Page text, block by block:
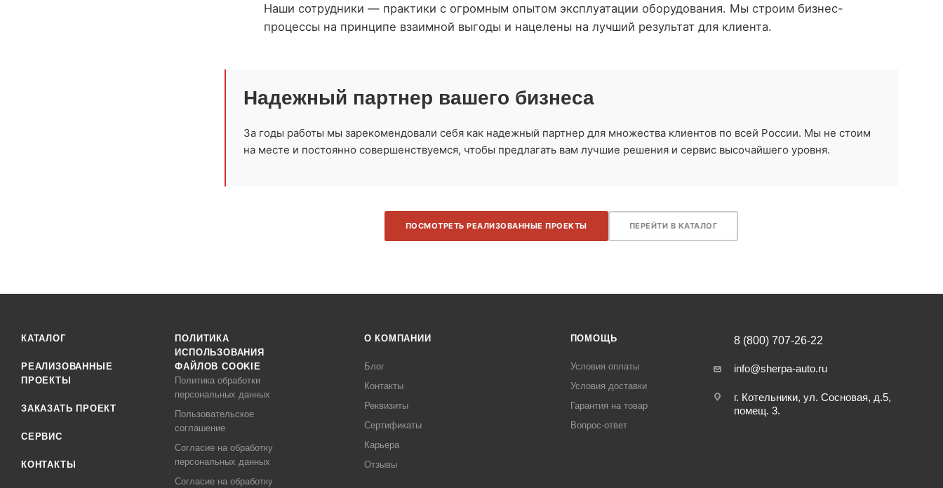
Наши сотрудники — практики с огромным опытом эксплуатации оборудования. Мы строим бизнес-
процессы на принципе взаимной выгоды и нацелены на лучший результат для клиента.
Надежный партнер вашего бизнеса
За годы работы мы зарекомендовали себя как надежный партнер для множества клиентов по всей России. Мы не стоим
на месте и постоянно совершенствуемся, чтобы предлагать вам лучшие решения и сервис высочайшего уровня.
ПОСМОТРЕТЬ РЕАЛИЗОВАННЫЕ ПРОЕКТЫ ПЕРЕЙТИ В КАТАЛОГ
КАТАЛОГ
РЕАЛИЗОВАННЫЕ
ПРОЕКТЫ
ЗАКАЗАТЬ ПРОЕКТ
СЕРВИС
КОНТАКТЫ
ПОЛИТИКА
ИСПОЛЬЗОВАНИЯ
ФАЙЛОВ COOKIE
Политика обработки
персональных данных
Пользовательское
соглашение
Согласие на обработку
персональных данных
Согласие на обработку
О КОМПАНИИ
Блог
Контакты
Реквизиты
Сертификаты
Карьера
Отзывы
ПОМОЩЬ
Условия оплаты
Условия доставки
Гарантия на товар
Вопрос-ответ
8 (800) 707-26-22
info@sherpa-auto.ru
г. Котельники, ул. Сосновая, д.5,
помещ. 3.